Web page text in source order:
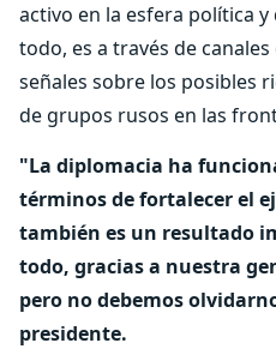
activo en la esfera política
todo, es a través de
señales sobre los posibles
de grupos rusos en las
"La diplomacia ha
términos de fortalecer el
también es un resultado
todo, gracias a nuestra
pero no debemos
presidente.